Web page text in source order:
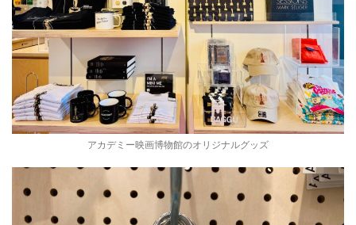
アカデミー映画博物館のオリジナルグッズ